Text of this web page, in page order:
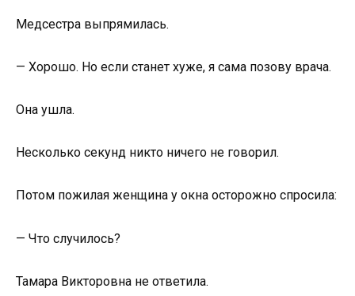
Медсестра выпрямилась.
— Хорошо. Но если станет хуже, я сама позову врача.
Она ушла.
Несколько секунд никто ничего не говорил.
Потом пожилая женщина у окна осторожно спросила:
— Что случилось?
Тамара Викторовна не ответила.